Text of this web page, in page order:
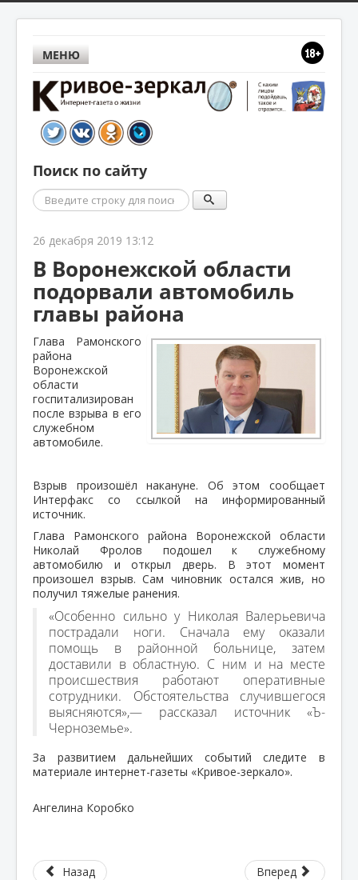
МЕНЮ
Поиск по сайту
Поиск
26 декабря 2019 13:12
В Воронежской области
подорвали автомобиль
главы района
Глава Рамонского
района
Воронежской
области
госпитализирован
после взрыва в его
служебном
автомобиле.
Взрыв произошёл накануне. Об этом сообщает
Интерфакс со ссылкой на информированный
источник.
Глава Рамонского района Воронежской области
Николай Фролов подошел к служебному
автомобилю и открыл дверь. В этот момент
произошел взрыв. Сам чиновник остался жив, но
получил тяжелые ранения.
«Особенно сильно у Николая Валерьевича
пострадали ноги. Сначала ему оказали
помощь в районной больнице, затем
доставили в областную. С ним и на месте
происшествия работают оперативные
сотрудники. Обстоятельства случившегося
выясняются»,— рассказал источник «Ъ-
Черноземье».
За развитием дальнейших событий следите в
материале интернет-газеты «Кривое-зеркало».
Ангелина Коробко
Назад Вперед